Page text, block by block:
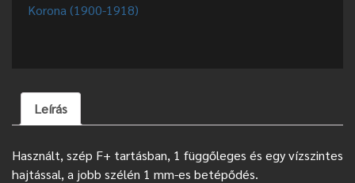
Korona (1900-1918)
Leírás
Használt, szép F+ tartásban, 1 függőleges és egy vízszintes
hajtással, a jobb szélén 1 mm-es betépődés.